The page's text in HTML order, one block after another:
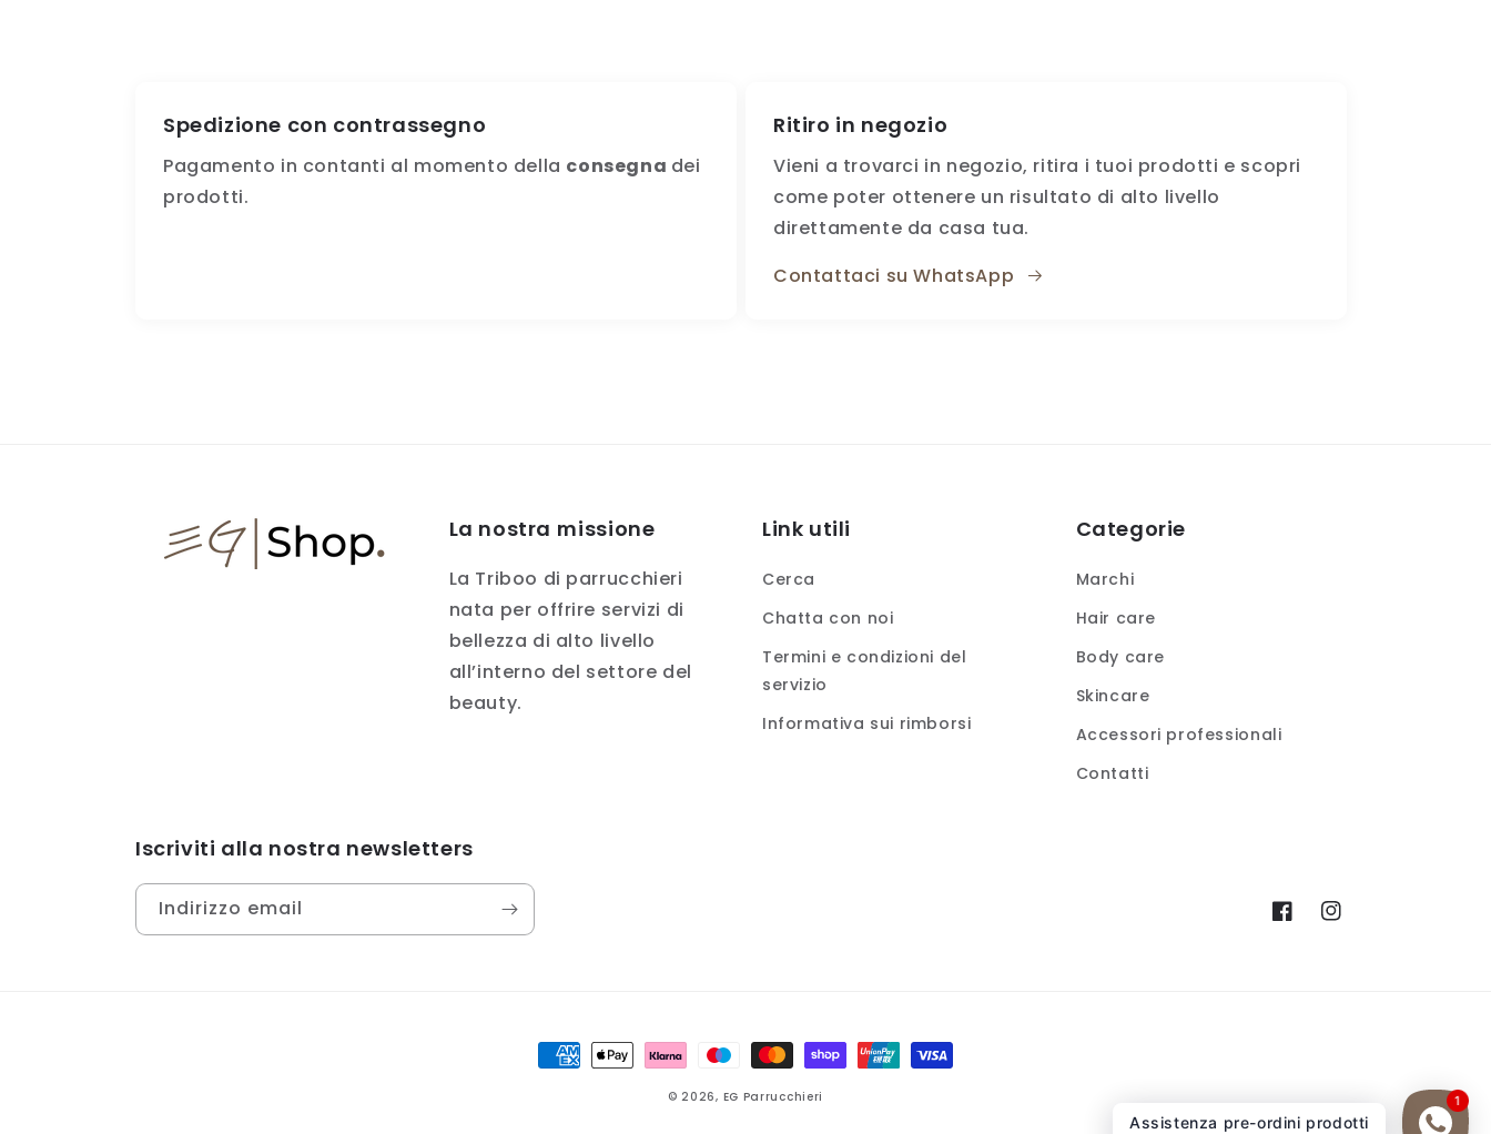
Spedizione con contrassegno
Pagamento in contanti al momento della consegna dei
prodotti.
Ritiro in negozio
Vieni a trovarci in negozio, ritira i tuoi prodotti e scopri
come poter ottenere un risultato di alto livello
direttamente da casa tua.
Contattaci su WhatsApp
La nostra missione
La Triboo di parrucchieri
nata per offrire servizi di
bellezza di alto livello
all’interno del settore del
beauty.
Link utili
Cerca
Chatta con noi
Termini e condizioni del
servizio
Informativa sui rimborsi
Categorie
Marchi
Hair care
Body care
Skincare
Accessori professionali
Contatti
Iscriviti alla nostra newsletters
Indirizzo email
FacebookInstagram
Metodi
© 2026, EG Parrucchieri
Assistenza pre-ordini prodotti
1